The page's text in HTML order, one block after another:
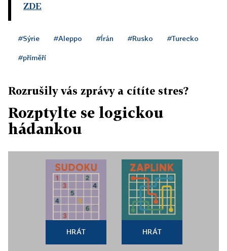
ZDE
#Sýrie #Aleppo #Írán #Rusko #Turecko
#příměří
Rozrušily vás zprávy a cítíte stres?
Rozptylte se logickou
hádankou
HRÁT HRÁT